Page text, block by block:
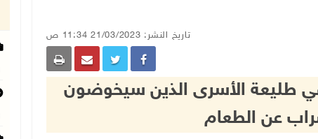
تاريخ النشر: 21/03/2023 11:34 ص
طليعة الأسرى الذين سيخوضون
عن الطعام